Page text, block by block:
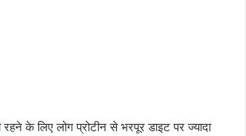
के लिए लोग प्रोटीन से भरपूर डाइट पर ज्यादा